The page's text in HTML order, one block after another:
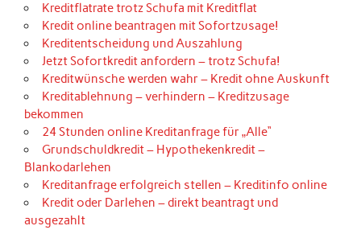
Kreditflatrate trotz Schufa mit Kreditflat
Kredit online beantragen mit Sofortzusage!
Kreditentscheidung und Auszahlung
Jetzt Sofortkredit anfordern – trotz Schufa!
Kreditwünsche werden wahr – Kredit ohne Auskunft
Kreditablehnung – verhindern – Kreditzusage
bekommen
24 Stunden online Kreditanfrage für „Alle“
Grundschuldkredit – Hypothekenkredit –
Blankodarlehen
Kreditanfrage erfolgreich stellen – Kreditinfo online
Kredit oder Darlehen – direkt beantragt und
ausgezahlt